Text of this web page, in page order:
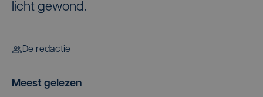
licht gewond.
De redactie
Meest gelezen